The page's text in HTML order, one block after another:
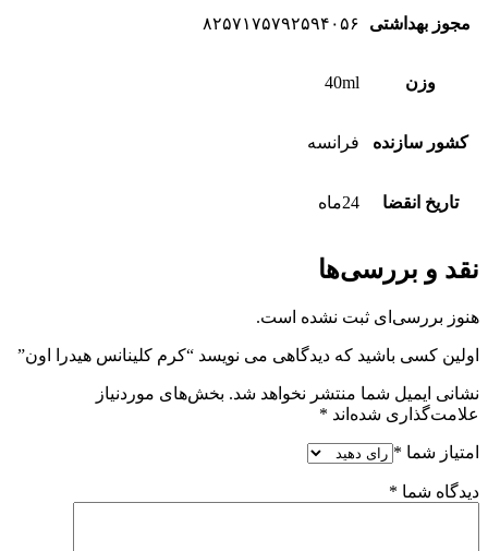
مجوز بهداشتی ۸۲۵۷۱۷۵۷۹۲۵۹۴۰۵۶
وزن 40ml
کشور سازنده فرانسه
تاریخ انقضا 24ماه
نقد و بررسی‌ها
هنوز بررسی‌ای ثبت نشده است.
اولین کسی باشید که دیدگاهی می نویسد “کرم کلینانس هیدرا اون”
نشانی ایمیل شما منتشر نخواهد شد. بخش‌های موردنیاز
علامت‌گذاری شده‌اند *
امتیاز شما *
دیدگاه شما *